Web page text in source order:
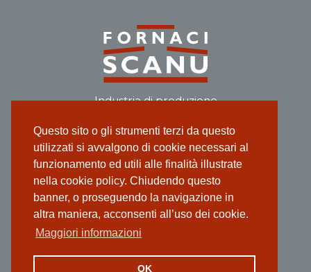
Questo sito o gli strumenti terzi da questo
utilizzati si avvalgono di cookie necessari al
funzionamento ed utili alle finalità illustrate
nella cookie policy. Chiudendo questo
banner, o proseguendo la navigazione in
altra maniera, acconsenti all’uso dei cookie.
Maggiori informazioni
OK
Industria di produzione
Associata al Consorzio POROTON®Italia.
www.poroton.it